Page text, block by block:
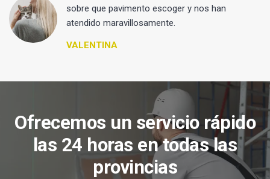
sobre que pavimento escoger y nos han
atendido maravillosamente.
VALENTINA
Ofrecemos un servicio rápido
las 24 horas en todas las
provincias